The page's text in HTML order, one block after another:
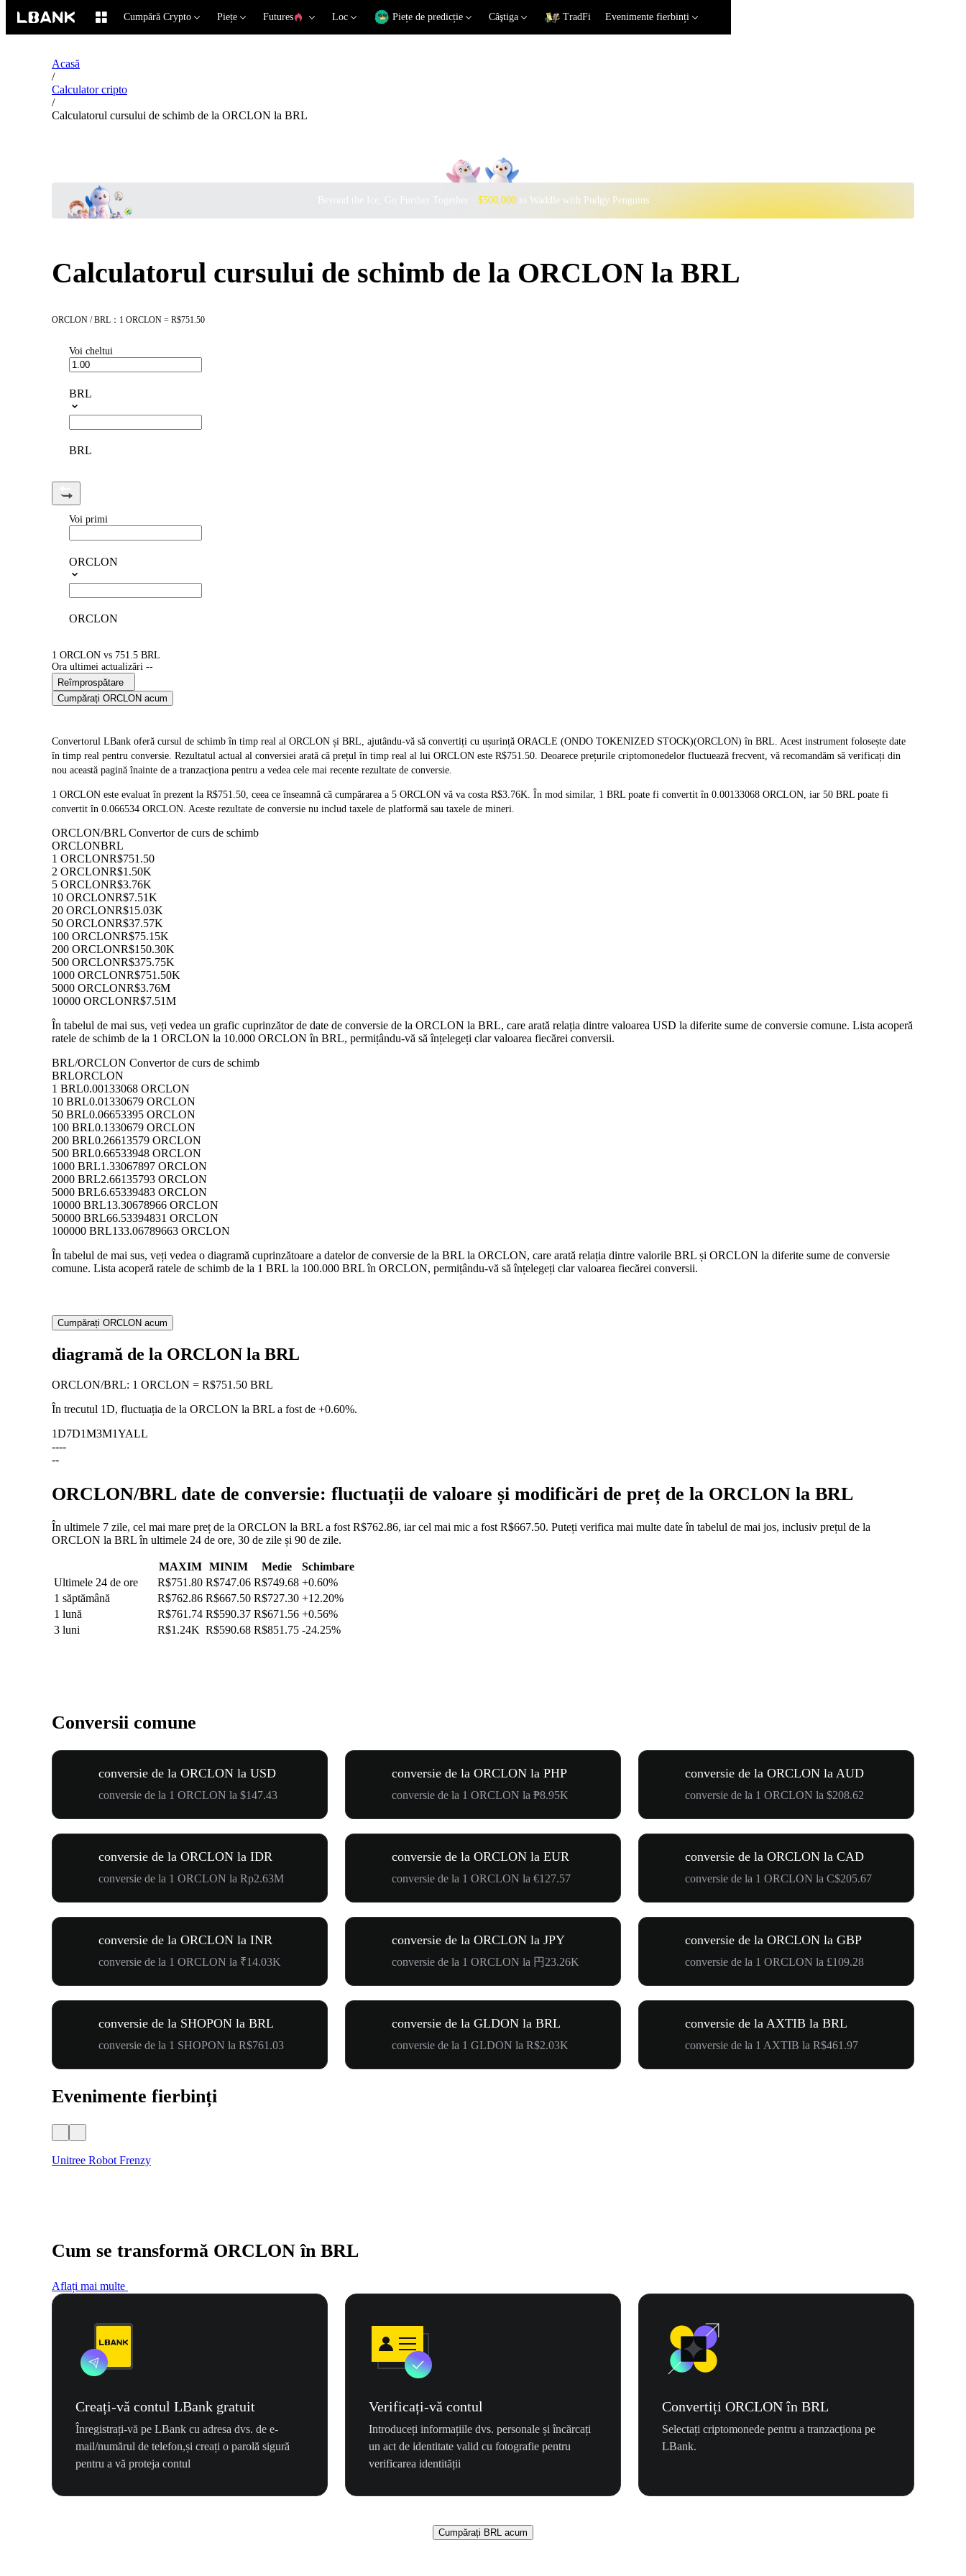
Cumpără Crypto Piețe Futures Loc Piețe de predicție Câştiga TradFi Evenimente fierbinți
Acasă
/
Calculator cripto
/
Calculatorul cursului de schimb de la ORCLON la BRL
Beyond the Ice, Go Further Together · $500,000to Waddle with Pudgy Penguins
Calculatorul cursului de schimb de la ORCLON la BRL
ORCLON / BRL：1 ORCLON = R$751.50
Voi cheltui
BRL
BRL
Voi primi
ORCLON
ORCLON
1 ORCLON vs 751.5 BRL
Ora ultimei actualizări --
Reîmprospătare
Cumpărați ORCLON acum
Convertorul LBank oferă cursul de schimb în timp real al ORCLON și BRL, ajutându-vă să convertiți cu ușurință ORACLE (ONDO TOKENIZED STOCK)(ORCLON) în BRL. Acest instrument folosește date
în timp real pentru conversie. Rezultatul actual al conversiei arată că prețul în timp real al lui ORCLON este R$751.50. Deoarece prețurile criptomonedelor fluctuează frecvent, vă recomandăm să verificați din
nou această pagină înainte de a tranzacționa pentru a vedea cele mai recente rezultate de conversie.
1 ORCLON este evaluat în prezent la R$751.50, ceea ce înseamnă că cumpărarea a 5 ORCLON vă va costa R$3.76K. În mod similar, 1 BRL poate fi convertit în 0.00133068 ORCLON, iar 50 BRL poate fi
convertit în 0.066534 ORCLON. Aceste rezultate de conversie nu includ taxele de platformă sau taxele de mineri.
ORCLON/BRL Convertor de curs de schimb
ORCLONBRL
1 ORCLONR$751.50
2 ORCLONR$1.50K
5 ORCLONR$3.76K
10 ORCLONR$7.51K
20 ORCLONR$15.03K
50 ORCLONR$37.57K
100 ORCLONR$75.15K
200 ORCLONR$150.30K
500 ORCLONR$375.75K
1000 ORCLONR$751.50K
5000 ORCLONR$3.76M
10000 ORCLONR$7.51M
În tabelul de mai sus, veți vedea un grafic cuprinzător de date de conversie de la ORCLON la BRL, care arată relația dintre valoarea USD la diferite sume de conversie comune. Lista acoperă
ratele de schimb de la 1 ORCLON la 10.000 ORCLON în BRL, permițându-vă să înțelegeți clar valoarea fiecărei conversii.
BRL/ORCLON Convertor de curs de schimb
BRLORCLON
1 BRL0.00133068 ORCLON
10 BRL0.01330679 ORCLON
50 BRL0.06653395 ORCLON
100 BRL0.1330679 ORCLON
200 BRL0.26613579 ORCLON
500 BRL0.66533948 ORCLON
1000 BRL1.33067897 ORCLON
2000 BRL2.66135793 ORCLON
5000 BRL6.65339483 ORCLON
10000 BRL13.30678966 ORCLON
50000 BRL66.53394831 ORCLON
100000 BRL133.06789663 ORCLON
În tabelul de mai sus, veți vedea o diagramă cuprinzătoare a datelor de conversie de la BRL la ORCLON, care arată relația dintre valorile BRL și ORCLON la diferite sume de conversie
comune. Lista acoperă ratele de schimb de la 1 BRL la 100.000 BRL în ORCLON, permițându-vă să înțelegeți clar valoarea fiecărei conversii.
Cumpărați ORCLON acum
diagramă de la ORCLON la BRL
ORCLON/BRL: 1 ORCLON = R$751.50 BRL
În trecutul 1D, fluctuația de la ORCLON la BRL a fost de +0.60%.
1D7D1M3M1YALL
----
--
ORCLON/BRL date de conversie: fluctuații de valoare și modificări de preț de la ORCLON la BRL
În ultimele 7 zile, cel mai mare preț de la ORCLON la BRL a fost R$762.86, iar cel mai mic a fost R$667.50. Puteți verifica mai multe date în tabelul de mai jos, inclusiv prețul de la
ORCLON la BRL în ultimele 24 de ore, 30 de zile și 90 de zile.
MAXIM MINIM Medie
Schimbare
Ultimele 24 de ore
R$751.80 R$747.06 R$749.68 +0.60%
1 săptămână
R$762.86 R$667.50 R$727.30 +12.20%
1 lună
R$761.74 R$590.37 R$671.56 +0.56%
3 luni
R$1.24K R$590.68 R$851.75 -24.25%
Conversii comune
conversie de la ORCLON la USD
conversie de la 1 ORCLON la $147.43
conversie de la ORCLON la PHP
conversie de la 1 ORCLON la ₱8.95K
conversie de la ORCLON la AUD
conversie de la 1 ORCLON la $208.62
conversie de la ORCLON la IDR
conversie de la 1 ORCLON la Rp2.63M
conversie de la ORCLON la EUR
conversie de la 1 ORCLON la €127.57
conversie de la ORCLON la CAD
conversie de la 1 ORCLON la C$205.67
conversie de la ORCLON la INR
conversie de la 1 ORCLON la ₹14.03K
conversie de la ORCLON la JPY
conversie de la 1 ORCLON la 円23.26K
conversie de la ORCLON la GBP
conversie de la 1 ORCLON la £109.28
conversie de la SHOPON la BRL
conversie de la 1 SHOPON la R$761.03
conversie de la GLDON la BRL
conversie de la 1 GLDON la R$2.03K
conversie de la AXTIB la BRL
conversie de la 1 AXTIB la R$461.97
Evenimente fierbinți
Unitree Robot Frenzy
Cum se transformă ORCLON în BRL
Aflați mai multe
Creați-vă contul LBank gratuit
Înregistrați-vă pe LBank cu adresa dvs. de e-
mail/numărul de telefon,și creați o parolă sigură
pentru a vă proteja contul
Verificați-vă contul
Introduceți informațiile dvs. personale și încărcați
un act de identitate valid cu fotografie pentru
verificarea identității
Convertiți ORCLON în BRL
Selectați criptomonede pentru a tranzacționa pe
LBank.
Cumpărați BRL acum